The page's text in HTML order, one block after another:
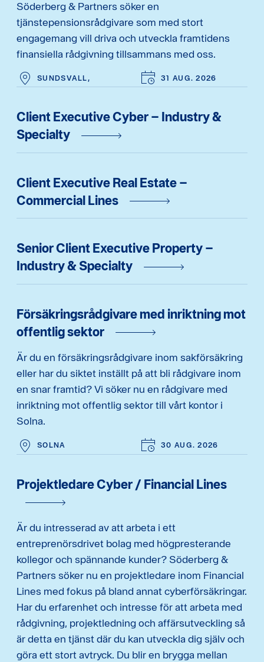
Söderberg & Partners söker en
tjänstepensionsrådgivare som med stort
engagemang vill driva och utveckla framtidens
finansiella rådgivning tillsammans med oss.
SUNDSVALL, 31 AUG. 2026
Client Executive Cyber – Industry &
Specialty
Client Executive Real Estate –
Commercial Lines
Senior Client Executive Property –
Industry & Specialty
Försäkringsrådgivare med inriktning mot
offentlig sektor
Är du en försäkringsrådgivare inom sakförsäkring
eller har du siktet inställt på att bli rådgivare inom
en snar framtid? Vi söker nu en rådgivare med
inriktning mot offentlig sektor till vårt kontor i
Solna.
SOLNA 30 AUG. 2026
Projektledare Cyber / Financial Lines
Är du intresserad av att arbeta i ett
entreprenörsdrivet bolag med högpresterande
kollegor och spännande kunder? Söderberg &
Partners söker nu en projektledare inom Financial
Lines med fokus på bland annat cyberförsäkringar.
Har du erfarenhet och intresse för att arbeta med
rådgivning, projektledning och affärsutveckling så
är detta en tjänst där du kan utveckla dig själv och
göra ett stort avtryck. Du blir en brygga mellan